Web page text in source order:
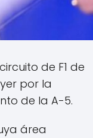
de F1 de
por la
de la A-5.
área